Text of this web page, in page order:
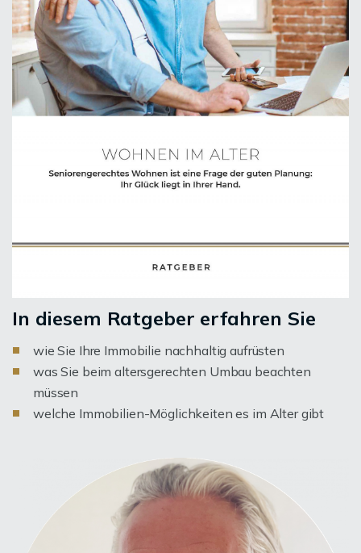
In diesem Ratgeber erfahren Sie
wie Sie Ihre Immobilie nachhaltig aufrüsten
was Sie beim altersgerechten Umbau beachten
müssen
welche Immobilien-Möglichkeiten es im Alter gibt